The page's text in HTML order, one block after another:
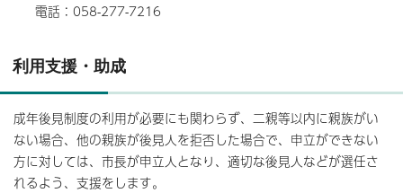
電話：058-277-7216
利用支援・助成
成年後見制度の利用が必要にも関わらず、二親等以内に親族がい
ない場合、他の親族が後見人を拒否した場合で、申立ができない
方に対しては、市長が申立人となり、適切な後見人などが選任さ
れるよう、支援をします。